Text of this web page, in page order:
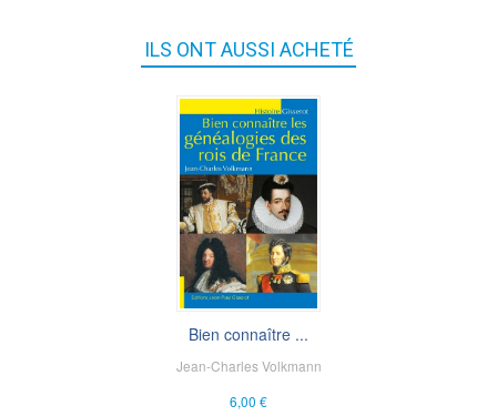
ILS ONT AUSSI ACHETÉ
Bien connaître ...
Jean-Charles Volkmann
6,00 €